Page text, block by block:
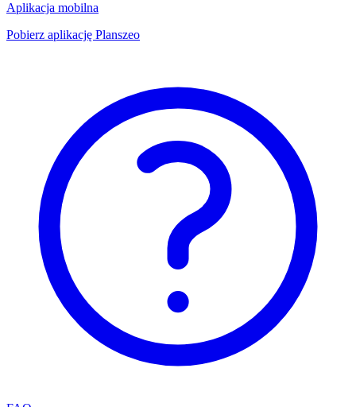
Aplikacja mobilna
Pobierz aplikację Planszeo